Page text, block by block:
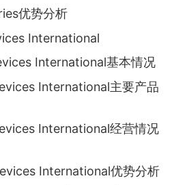
优势分析
International
International基本情况
International主要产品
International经营情况
International优势分析